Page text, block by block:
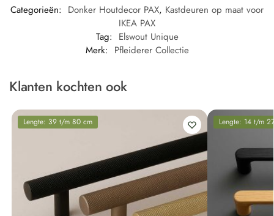
Categorieën: Donker Houtdecor PAX, Kastdeuren op maat voor
IKEA PAX
Tag: Elswout Unique
Merk: Pfleiderer Collectie
Klanten kochten ook
Lengte: 39 t/m 80 cm Lengte: 14 t/m